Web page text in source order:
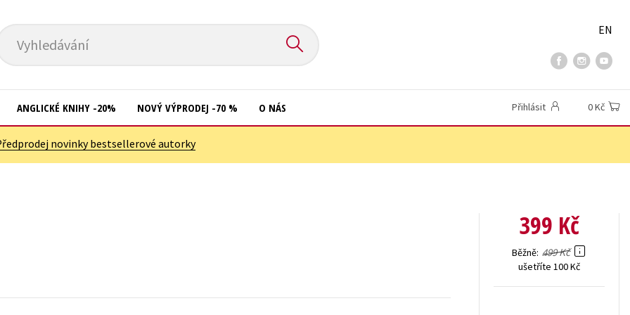
Vyhledávání
EN
ANGLICKÉ KNIHY -20% NOVÝ VÝPRODEJ -70 % O NÁS Přihlásit 0 Kč
novinky bestsellerové autorky
399 Kč
Běžně 499 Kč
ušetříte 100 Kč